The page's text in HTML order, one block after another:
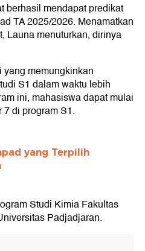
berhasil mendapat predikat
TA 2025/2026. Menamatkan
Launa menuturkan, dirinya
memungkinkan
S1 dalam waktu lebih
ini, mahasiswa dapat mulai
di program S1.
yang Terpilih
Studi Kimia Fakultas
Padjadjaran.